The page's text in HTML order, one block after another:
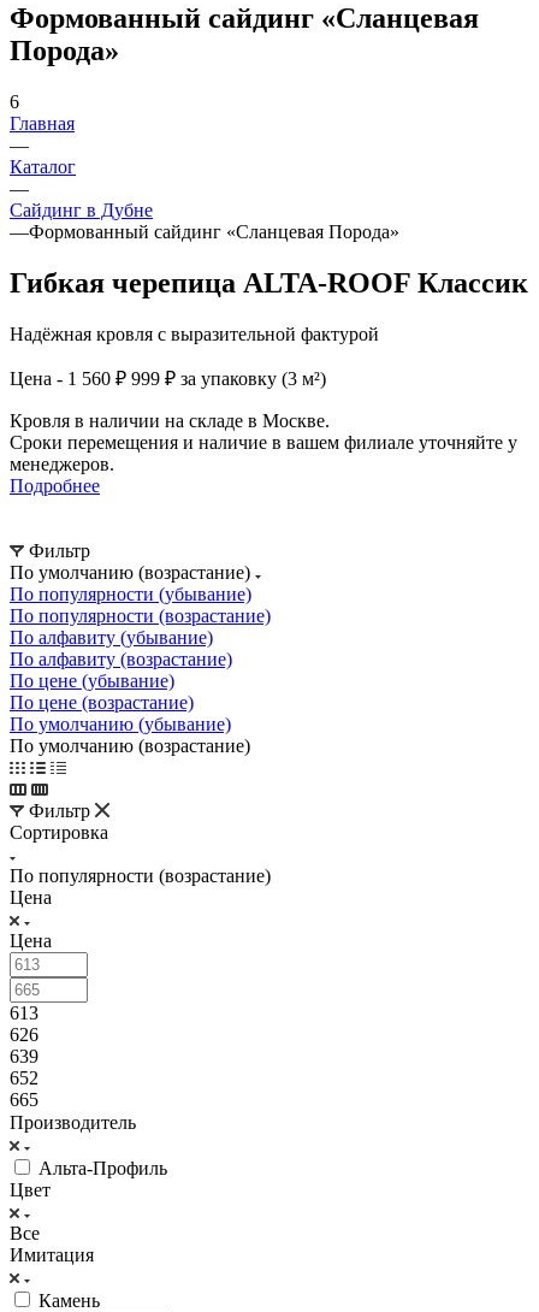
Формованный сайдинг «Сланцевая
Порода»
6
Главная
—
Каталог
—
Сайдинг в Дубне
—Формованный сайдинг «Сланцевая Порода»
Гибкая черепица ALTA-ROOF Классик
Надёжная кровля с выразительной фактурой
Цена - 1 560 ₽ 999 ₽ за упаковку (3 м²)
Кровля в наличии на складе в Москве.
Сроки перемещения и наличие в вашем филиале уточняйте у
менеджеров.
Подробнее
Фильтр
По умолчанию (возрастание)
По популярности (убывание)
По популярности (возрастание)
По алфавиту (убывание)
По алфавиту (возрастание)
По цене (убывание)
По цене (возрастание)
По умолчанию (убывание)
По умолчанию (возрастание)
Фильтр
Сортировка
По популярности (возрастание)
Цена
Цена
613
626
639
652
665
Производитель
Альта-Профиль
Цвет
Все
Имитация
Камень